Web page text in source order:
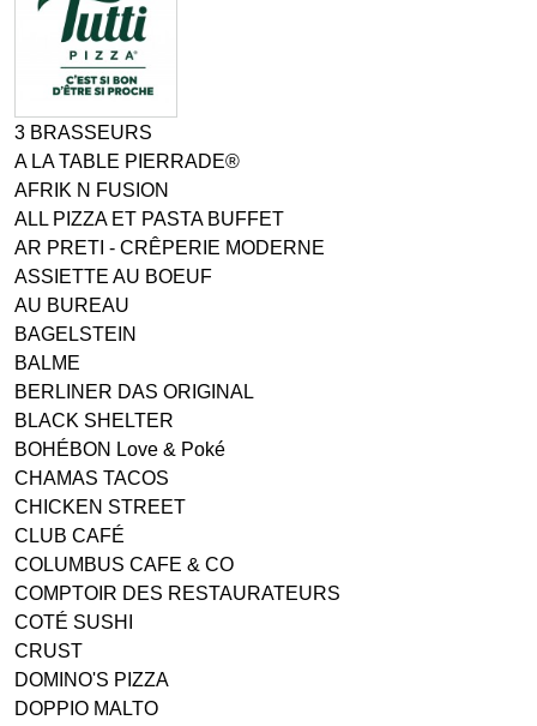
3 BRASSEURS
A LA TABLE PIERRADE®
AFRIK N FUSION
ALL PIZZA ET PASTA BUFFET
AR PRETI - CRÊPERIE MODERNE
ASSIETTE AU BOEUF
AU BUREAU
BAGELSTEIN
BALME
BERLINER DAS ORIGINAL
BLACK SHELTER
BOHÉBON Love & Poké
CHAMAS TACOS
CHICKEN STREET
CLUB CAFÉ
COLUMBUS CAFE & CO
COMPTOIR DES RESTAURATEURS
COTÉ SUSHI
CRUST
DOMINO'S PIZZA
DOPPIO MALTO